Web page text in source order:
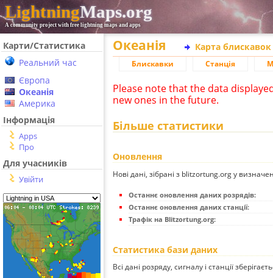
LightningMaps.org
A community project with free lightning maps and apps
Карти/Статистика
Реальний час
Європа
Океанія
Америка
Інформація
Apps
Про
Для учасників
Увійти
Океанія Карта
Блискавки Станція
Please note that the data
new ones in the future.
Більше статистики
Оновлення
Нові дані, зібрані з blitzortung.org у
Останнє оновлення даних розрядів:
Останнє оновлення даних станції:
Трафік на Blitzortung.org:
Статистика бази даних
Всі дані розряду, сигналу і станції